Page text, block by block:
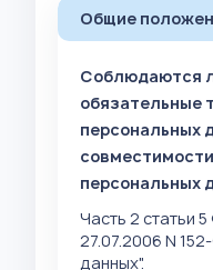
Общие
Соблюдаются
обязательные
персональных
персональных
Часть 2 статьи
27.07.2006 N
данных".